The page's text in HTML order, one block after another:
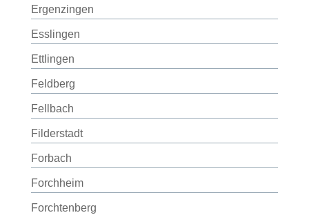
Ergenzingen
Esslingen
Ettlingen
Feldberg
Fellbach
Filderstadt
Forbach
Forchheim
Forchtenberg